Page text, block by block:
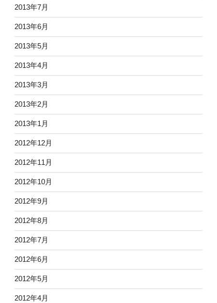
2013年7月
2013年6月
2013年5月
2013年4月
2013年3月
2013年2月
2013年1月
2012年12月
2012年11月
2012年10月
2012年9月
2012年8月
2012年7月
2012年6月
2012年5月
2012年4月